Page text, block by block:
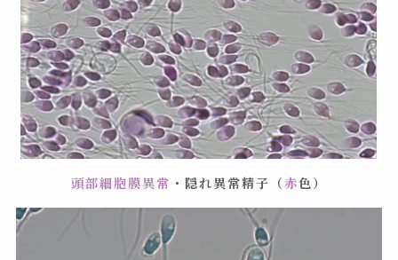
頭部細胞膜異常 ・隠れ異常精子（赤色）